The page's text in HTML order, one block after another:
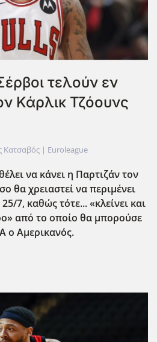
τελούν εν
Κάρλικ Τζόουνς
Κατσαβός | Euroleague
να κάνει η Παρτιζάν τον
θα χρειαστεί να περιμένει
7, καθώς τότε... «κλείνει και
από το οποίο θα μπορούσε
ο Αμερικανός.